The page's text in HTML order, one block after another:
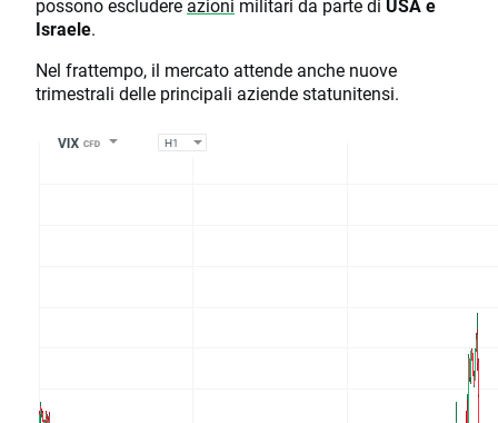
possono escludere azioni militari da parte di USA e
Israele.
Nel frattempo, il mercato attende anche nuove
trimestrali delle principali aziende statunitensi.